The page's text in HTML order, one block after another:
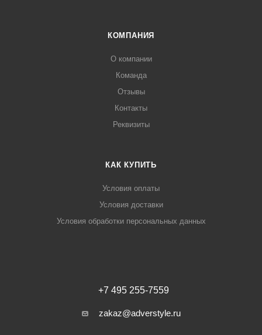
КОМПАНИЯ
О компании
Команда
Отзывы
Контакты
Реквизиты
КАК КУПИТЬ
Условия оплаты
Условия доставки
Условия обработки персональных данных
+7 495 255-7559
zakaz@adverstyle.ru